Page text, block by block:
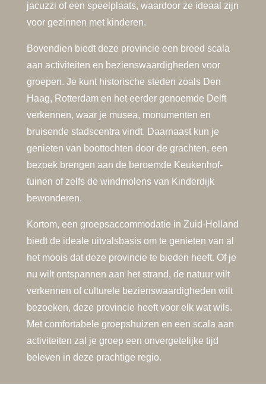
jacuzzi of een speelplaats, waardoor ze ideaal zijn
voor gezinnen met kinderen.
Bovendien biedt deze provincie een breed scala
aan activiteiten en bezienswaardigheden voor
groepen. Je kunt historische steden zoals Den
Haag, Rotterdam en het eerder genoemde Delft
verkennen, waar je musea, monumenten en
bruisende stadscentra vindt. Daarnaast kun je
genieten van boottochten door de grachten, een
bezoek brengen aan de beroemde Keukenhof-
tuinen of zelfs de windmolens van Kinderdijk
bewonderen.
Kortom, een groepsaccommodatie in Zuid-Holland
biedt de ideale uitvalsbasis om te genieten van al
het moois dat deze provincie te bieden heeft. Of je
nu wilt ontspannen aan het strand, de natuur wilt
verkennen of culturele bezienswaardigheden wilt
bezoeken, deze provincie heeft voor elk wat wils.
Met comfortabele groepshuizen en een scala aan
activiteiten zal je groep een onvergetelijke tijd
beleven in deze prachtige regio.